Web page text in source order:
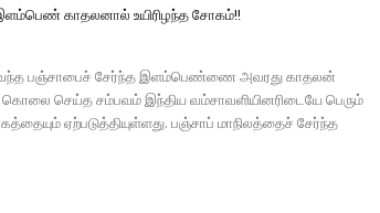
காதலனால் உயிரிழந்த சோகம்!!
வந்த பஞ்சாபைச் சேர்ந்த இளம்பெண்ணை அவரது காதலன்
கொலை செய்த சம்பவம் இந்திய வம்சாவளியினரிடையே பெரும்
ஏற்படுத்தியுள்ளது. பஞ்சாப் மாநிலத்தைச் சேர்ந்த